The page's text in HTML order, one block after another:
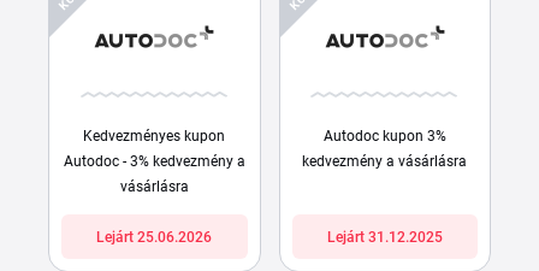
Kedvezményes kupon
Autodoc - 3% kedvezmény a
vásárlásra
Lejárt 25.06.2026
Autodoc kupon 3%
kedvezmény a vásárlásra
Lejárt 31.12.2025